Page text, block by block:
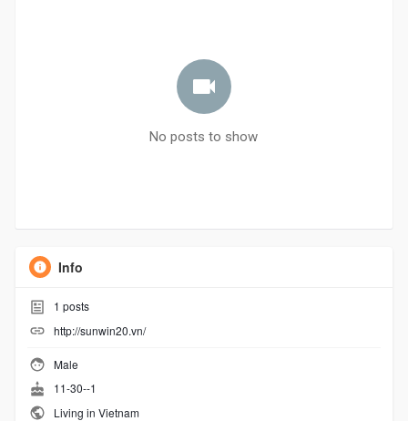
No posts to show
Info
1 posts
http://sunwin20.vn/
Male
11-30--1
Living in Vietnam